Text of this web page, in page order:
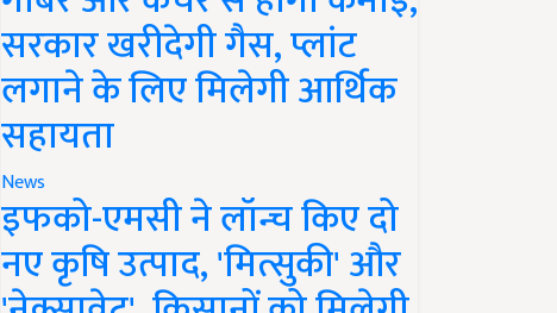
सरकार खरीदेगी गैस, प्लांट
लगाने के लिए मिलेगी आर्थिक
सहायता
News
इफको-एमसी ने लॉन्च किए दो
नए कृषि उत्पाद, 'मित्सुकी' और